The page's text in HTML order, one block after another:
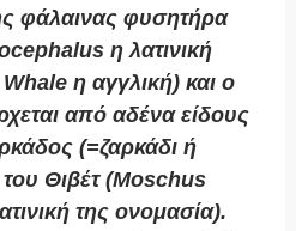
φάλαινας φυσητήρα
η λατινική
η αγγλική) και ο
από αδένα είδους
(=ζαρκάδι ή
Θιβέτ (Moschus
της ονομασία).